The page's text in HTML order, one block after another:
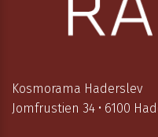
Kosmorama Haderslev
Jomfrustien 34 • 6100